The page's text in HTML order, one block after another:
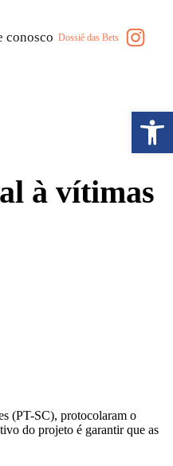
Abrir a
conosco Dossiê das Bets
à vítimas
(PT-SC), protocolaram o
do projeto é garantir que as